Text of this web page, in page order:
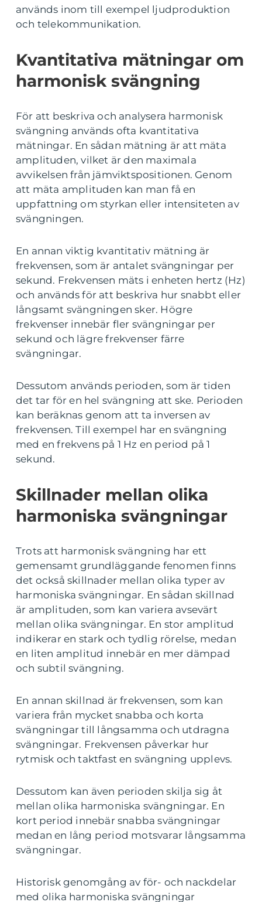
används inom till exempel ljudproduktion
och telekommunikation.
Kvantitativa mätningar om
harmonisk svängning
För att beskriva och analysera harmonisk
svängning används ofta kvantitativa
mätningar. En sådan mätning är att mäta
amplituden, vilket är den maximala
avvikelsen från jämviktspositionen. Genom
att mäta amplituden kan man få en
uppfattning om styrkan eller intensiteten av
svängningen.
En annan viktig kvantitativ mätning är
frekvensen, som är antalet svängningar per
sekund. Frekvensen mäts i enheten hertz (Hz)
och används för att beskriva hur snabbt eller
långsamt svängningen sker. Högre
frekvenser innebär fler svängningar per
sekund och lägre frekvenser färre
svängningar.
Dessutom används perioden, som är tiden
det tar för en hel svängning att ske. Perioden
kan beräknas genom att ta inversen av
frekvensen. Till exempel har en svängning
med en frekvens på 1 Hz en period på 1
sekund.
Skillnader mellan olika
harmoniska svängningar
Trots att harmonisk svängning har ett
gemensamt grundläggande fenomen finns
det också skillnader mellan olika typer av
harmoniska svängningar. En sådan skillnad
är amplituden, som kan variera avsevärt
mellan olika svängningar. En stor amplitud
indikerar en stark och tydlig rörelse, medan
en liten amplitud innebär en mer dämpad
och subtil svängning.
En annan skillnad är frekvensen, som kan
variera från mycket snabba och korta
svängningar till långsamma och utdragna
svängningar. Frekvensen påverkar hur
rytmisk och taktfast en svängning upplevs.
Dessutom kan även perioden skilja sig åt
mellan olika harmoniska svängningar. En
kort period innebär snabba svängningar
medan en lång period motsvarar långsamma
svängningar.
Historisk genomgång av för- och nackdelar
med olika harmoniska svängningar